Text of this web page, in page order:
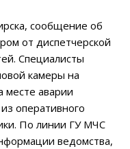
сообщение об
от диспетчерской
Специалисты
камеры на
месте аварии
оперативного
По линии ГУ МЧС
ведомства,